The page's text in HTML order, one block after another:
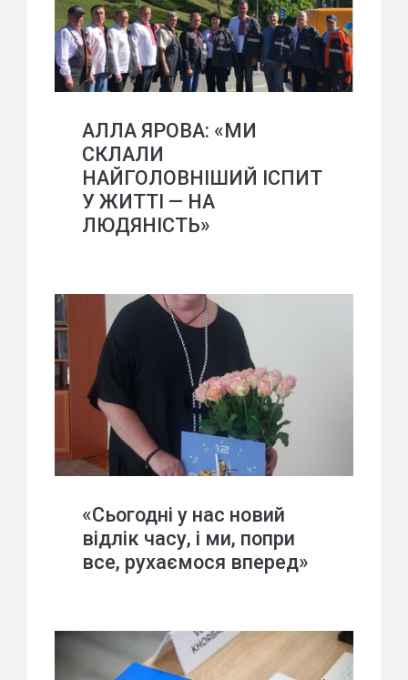
АЛЛА ЯРОВА: «МИ
СКЛАЛИ
НАЙГОЛОВНІШИЙ ІСПИТ
У ЖИТТІ — НА
ЛЮДЯНІСТЬ»
«Сьогодні у нас новий
відлік часу, і ми, попри
все, рухаємося вперед»